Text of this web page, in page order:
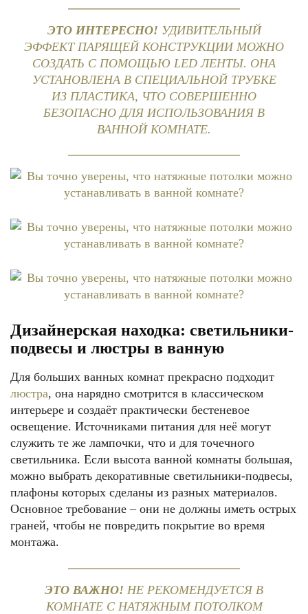
ЭТО ИНТЕРЕСНО! УДИВИТЕЛЬНЫЙ
ЭФФЕКТ ПАРЯЩЕЙ КОНСТРУКЦИИ МОЖНО
СОЗДАТЬ С ПОМОЩЬЮ LED ЛЕНТЫ. ОНА
УСТАНОВЛЕНА В СПЕЦИАЛЬНОЙ ТРУБКЕ
ИЗ ПЛАСТИКА, ЧТО СОВЕРШЕННО
БЕЗОПАСНО ДЛЯ ИСПОЛЬЗОВАНИЯ В
ВАННОЙ КОМНАТЕ.
Дизайнерская находка: светильники-
подвесы и люстры в ванную
Для больших ванных комнат прекрасно подходит
люстра, она нарядно смотрится в классическом
интерьере и создаёт практически бестеневое
освещение. Источниками питания для неё могут
служить те же лампочки, что и для точечного
светильника. Если высота ванной комнаты большая,
можно выбрать декоративные светильники-подвесы,
плафоны которых сделаны из разных материалов.
Основное требование – они не должны иметь острых
граней, чтобы не повредить покрытие во время
монтажа.
ЭТО ВАЖНО! НЕ РЕКОМЕНДУЕТСЯ В
КОМНАТЕ С НАТЯЖНЫМ ПОТОЛКОМ